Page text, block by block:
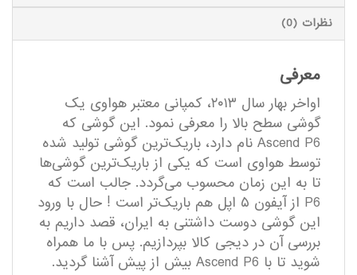
نظرات (0)
معرفی
اواخر بهار سال ۲۰۱۳، کمپانی معتبر هواوی یک
گوشی سطح بالا را معرفی نمود. این گوشی که
Ascend P6 نام دارد، باریک‌ترین گوشی تولید شده
توسط هواوی است که یکی از باریک‌ترین گوشی‌ها
تا به این زمان محسوب می‌گردد. جالب است که
P6 از آیفون ۵ اپل هم باریک‌تر است ! حال با ورود
این گوشی دوست داشتنی به ایران، قصد داریم به
بررسی آن در دیجی کالا بپردازیم. پس با ما همراه
شوید تا با Ascend P6 بیش از پیش آشنا گردید.